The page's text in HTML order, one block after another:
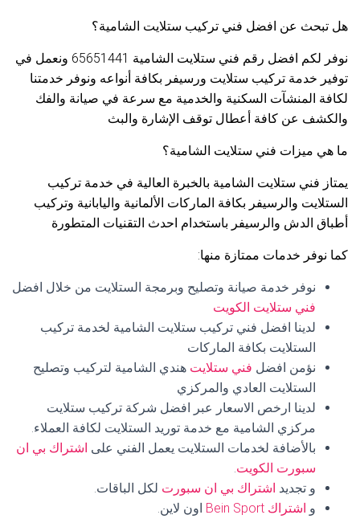
هل تبحث عن افضل فني تركيب ستلايت الشامية؟
نوفر لكم افضل رقم فني ستلايت الشامية 65651441 ونعمل في
توفير خدمة تركيب ستلايت ورسيفر بكافة أنواعه ونوفر خدمتنا
لكافة المنشآت السكنية والخدمية مع سرعة في صيانة والفك
والكشف عن كافة أعطال توقف الإشارة والبث
ما هي ميزات فني ستلايت الشامية؟
يمتاز فني ستلايت الشامية بالخبرة العالية في خدمة تركيب
الستلايت والرسيفر بكافة الماركات الألمانية واليابانية وتركيب
أطباق الدش والرسيفر باستخدام احدث التقنيات المتطورة
كما نوفر خدمات ممتازة منها:
نوفر خدمة صيانة وتصليح وبرمجة الستلايت من خلال افضل
فني ستلايت الكويت
لدينا افضل فني تركيب ستلايت الشامية لخدمة تركيب
الستلايت بكافة الماركات
نؤمن افضل فني ستلايت هندي الشامية لتركيب وتصليح
الستلايت العادي والمركزي
لدينا ارخص الاسعار عبر افضل شركة تركيب ستلايت
مركزي الشامية مع خدمة توريد الستلايت لكافة العملاء.
بالأضافة لخدمات الستلايت يعمل الفني على اشتراك بي ان
سبورت الكويت.
و تجديد اشتراك بي ان سبورت لكل الباقات.
و اشتراك Bein Sport
اون لاين.